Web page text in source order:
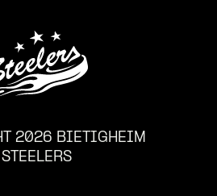
2026 BIETIGHEIM
STEELERS